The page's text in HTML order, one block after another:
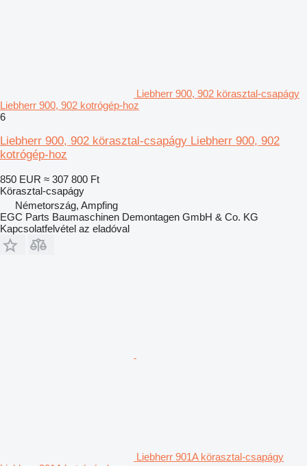
Liebherr 900, 902 körasztal-csapágy
Liebherr 900, 902 kotrógép-hoz
6
Liebherr 900, 902 körasztal-csapágy Liebherr 900, 902
kotrógép-hoz
850 EUR ≈ 307 800 Ft
Körasztal-csapágy
Németország, Ampfing
EGC Parts Baumaschinen Demontagen GmbH & Co. KG
Kapcsolatfelvétel az eladóval
Liebherr 901A körasztal-csapágy